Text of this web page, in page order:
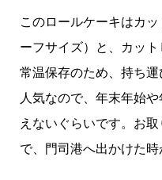
このロールケーキはカ
ーフサイズ）と、カット
常温保存のため、持ち
人気なので、年末年始
えないぐらいです。お
で、門司港へ出かけた時